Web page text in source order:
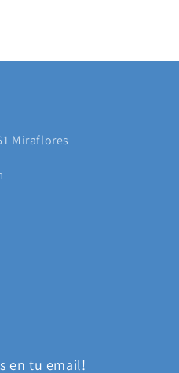
Miraflores
en tu email!